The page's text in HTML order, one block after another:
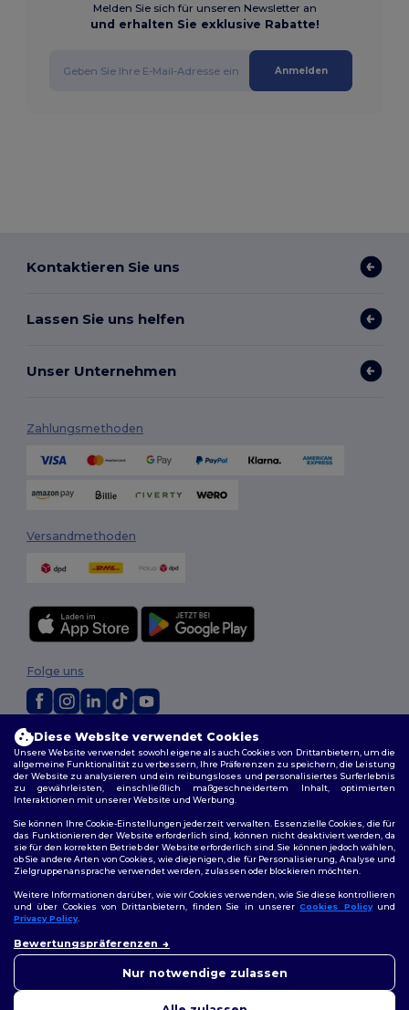
Melden Sie sich für unseren Newsletter an
und erhalten Sie exklusive Rabatte!
Anmelden
Kontaktieren Sie uns
Lassen Sie uns helfen
Unser Unternehmen
Zahlungsmethoden
Versandmethoden
2026. Alle Rechte vorbehalten
Allgemeine Geschäftsbedingungen |Personalisierungsrichtlinien|
Datenschutzbestimmungen
| Cookie-Richtlinie | Site Map
Folge uns
Stuttgart | Düsseldorf| Bremen
Diese Website verwendet Cookies
Unsere Website verwendet sowohl eigene als auch Cookies von Drittanbietern, um die
allgemeine Funktionalität zu verbessern, Ihre Präferenzen zu speichern, die Leistung
der Website zu analysieren und ein reibungsloses und personalisiertes Surferlebnis
zu gewährleisten, einschließlich maßgeschneidertem Inhalt, optimierten
Interaktionen mit unserer Website und Werbung.
Sie können Ihre Cookie-Einstellungen jederzeit verwalten. Essenzielle Cookies, die für
das Funktionieren der Website erforderlich sind, können nicht deaktiviert werden, da
sie für den korrekten Betrieb der Website erforderlich sind. Sie können jedoch wählen,
ob Sie andere Arten von Cookies, wie diejenigen, die für Personalisierung, Analyse und
Zielgruppenansprache verwendet werden, zulassen oder blockieren möchten.
Weitere Informationen darüber, wie wir Cookies verwenden, wie Sie diese kontrollieren
und über Cookies von Drittanbietern, finden Sie in unsererCookies Policyund
Privacy Policy.
Bewertungspräferenzen
Nur notwendige zulassen
uns jederzeit kontaktieren.